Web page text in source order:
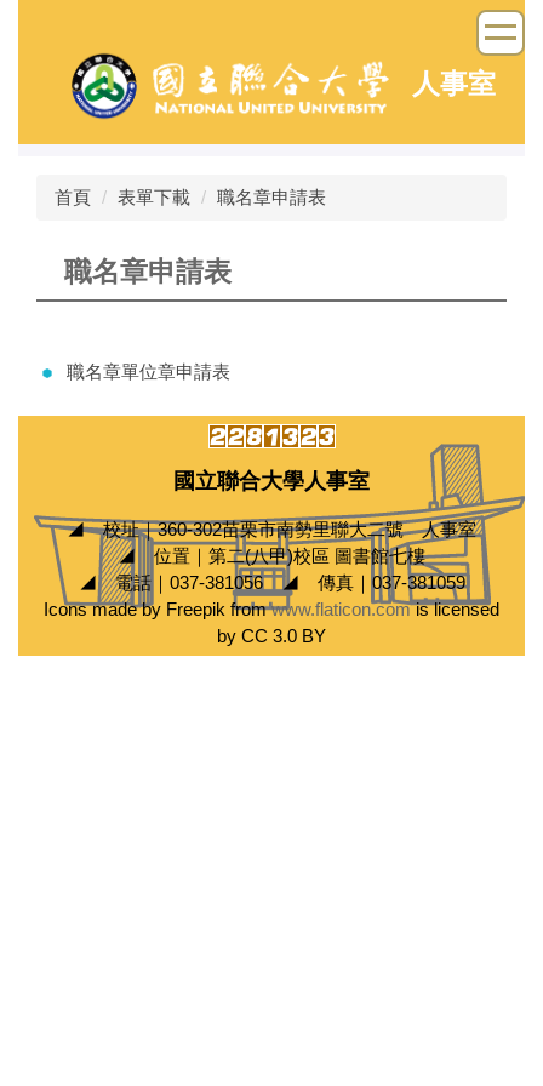
容
人事室
首頁 表單下載 職名章申請表
職名章申請表
職名章單位章申請表
國立聯合大學人事室
◢ 校址｜360-302苗栗市南勢里聯大二號 人事室
◢ 位置｜第二(八甲)校區 圖書館七樓
◢ 電話｜037-381056 ◢ 傳真｜037-381059
Icons made by Freepik fromwww.flaticon.comis licensed
by CC 3.0 BY